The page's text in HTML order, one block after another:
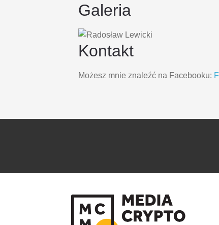
Galeria
Kontakt
Możesz mnie znaleźć na Facebooku:
PRZEJDŹ
DO
PRZEJDŹ
DO